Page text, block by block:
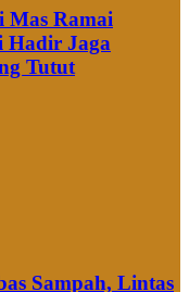
Mas Ramai
Hadir Jaga
Tutut
Sampah, Lintas